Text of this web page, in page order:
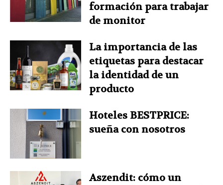
formación para trabajar
de monitor
La importancia de las
etiquetas para destacar
la identidad de un
producto
Hoteles BESTPRICE:
sueña con nosotros
Aszendit: cómo un